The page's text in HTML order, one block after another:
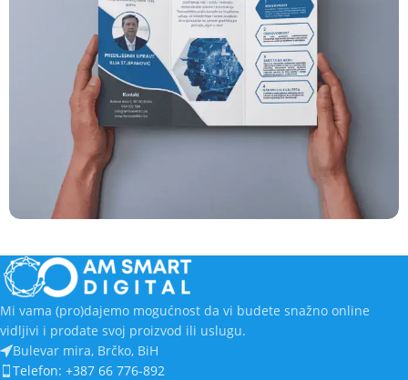
Termoelektro – Z Fold flajer
Mi vama (pro)dajemo mogućnost da vi budete snažno online
vidljivi i prodate svoj proizvod ili uslugu.
Bulevar mira, Brčko, BiH
Telefon: +387 66 776-892